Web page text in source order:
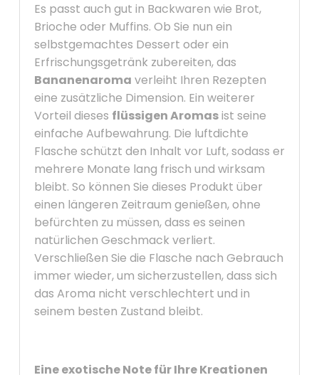
Es passt auch gut in Backwaren wie Brot,
Brioche oder Muffins. Ob Sie nun ein
selbstgemachtes Dessert oder ein
Erfrischungsgetränk zubereiten, das
Bananenaroma verleiht Ihren Rezepten
eine zusätzliche Dimension. Ein weiterer
Vorteil dieses flüssigen Aromasist seine
einfache Aufbewahrung. Die luftdichte
Flasche schützt den Inhalt vor Luft, sodass er
mehrere Monate lang frisch und wirksam
bleibt. So können Sie dieses Produkt über
einen längeren Zeitraum genießen, ohne
befürchten zu müssen, dass es seinen
natürlichen Geschmack verliert.
Verschließen Sie die Flasche nach Gebrauch
immer wieder, um sicherzustellen, dass sich
das Aroma nicht verschlechtert und in
seinem besten Zustand bleibt.
Eine exotische Note für Ihre Kreationen